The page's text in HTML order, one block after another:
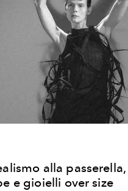
alla
e gioielli over size